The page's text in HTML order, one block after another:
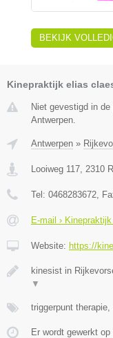
BEKIJK
Kinepraktijk elias
Niet gevestigd in
Antwerpen.
Antwerpen »
Looiweg 117 2310
Tel: 0468283672 ,
E-mail ›
Website: https://
kinesist in
▼
triggerpunt
Er wordt gewerkt op